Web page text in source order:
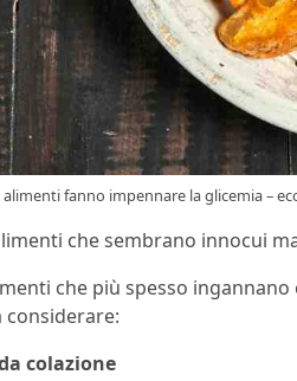
alimenti fanno impennare la glicemia –
che sembrano innocui
che più spesso
colazione